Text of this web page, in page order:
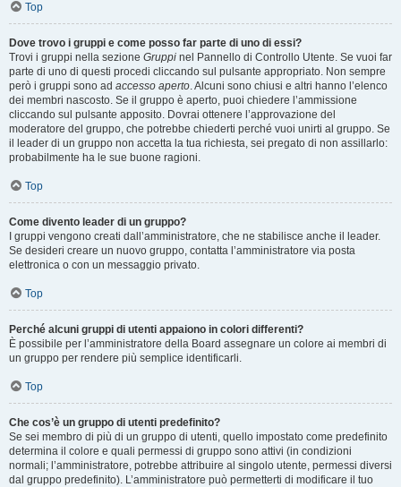
Top
Dove trovo i gruppi e come posso far parte di uno di essi?
Trovi i gruppi nella sezione Gruppi nel Pannello di Controllo Utente. Se vuoi far
parte di uno di questi procedi cliccando sul pulsante appropriato. Non sempre
però i gruppi sono ad accesso aperto. Alcuni sono chiusi e altri hanno l’elenco
dei membri nascosto. Se il gruppo è aperto, puoi chiedere l’ammissione
cliccando sul pulsante apposito. Dovrai ottenere l’approvazione del
moderatore del gruppo, che potrebbe chiederti perché vuoi unirti al gruppo. Se
il leader di un gruppo non accetta la tua richiesta, sei pregato di non assillarlo:
probabilmente ha le sue buone ragioni.
Top
Come divento leader di un gruppo?
I gruppi vengono creati dall’amministratore, che ne stabilisce anche il leader.
Se desideri creare un nuovo gruppo, contatta l’amministratore via posta
elettronica o con un messaggio privato.
Top
Perché alcuni gruppi di utenti appaiono in colori differenti?
È possibile per l’amministratore della Board assegnare un colore ai membri di
un gruppo per rendere più semplice identificarli.
Top
Che cos’è un gruppo di utenti predefinito?
Se sei membro di più di un gruppo di utenti, quello impostato come predefinito
determina il colore e quali permessi di gruppo sono attivi (in condizioni
normali; l’amministratore, potrebbe attribuire al singolo utente, permessi diversi
dal gruppo predefinito). L’amministratore può permetterti di modificare il tuo